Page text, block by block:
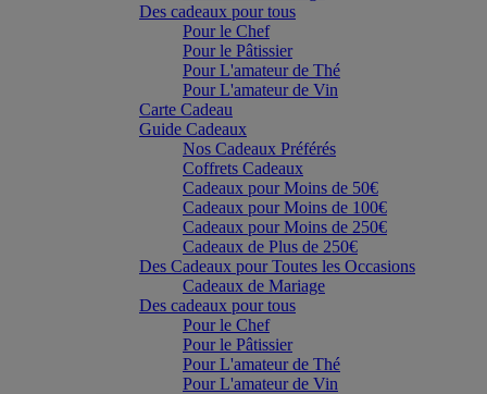
Des cadeaux pour tous
Pour le Chef
Pour le Pâtissier
Pour L'amateur de Thé
Pour L'amateur de Vin
Carte Cadeau
Guide Cadeaux
Nos Cadeaux Préférés
Coffrets Cadeaux
Cadeaux pour Moins de 50€
Cadeaux pour Moins de 100€
Cadeaux pour Moins de 250€
Cadeaux de Plus de 250€
Des Cadeaux pour Toutes les Occasions
Cadeaux de Mariage
Des cadeaux pour tous
Pour le Chef
Pour le Pâtissier
Pour L'amateur de Thé
Pour L'amateur de Vin